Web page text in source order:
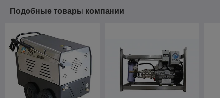
Подобные товары компании